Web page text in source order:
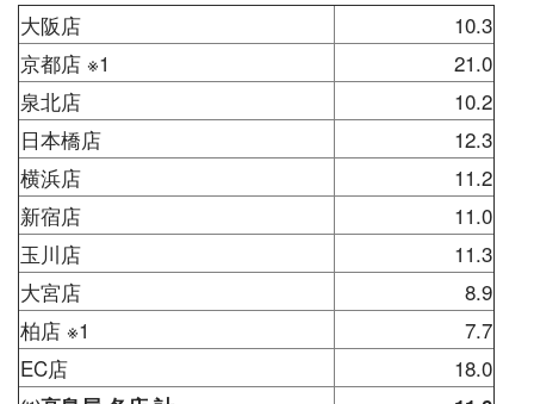
大阪店
10.3
京都店 ※1
21.0
泉北店
10.2
日本橋店
12.3
横浜店
11.2
新宿店
11.0
玉川店
11.3
大宮店
8.9
柏店 ※1
7.7
EC店
18.0